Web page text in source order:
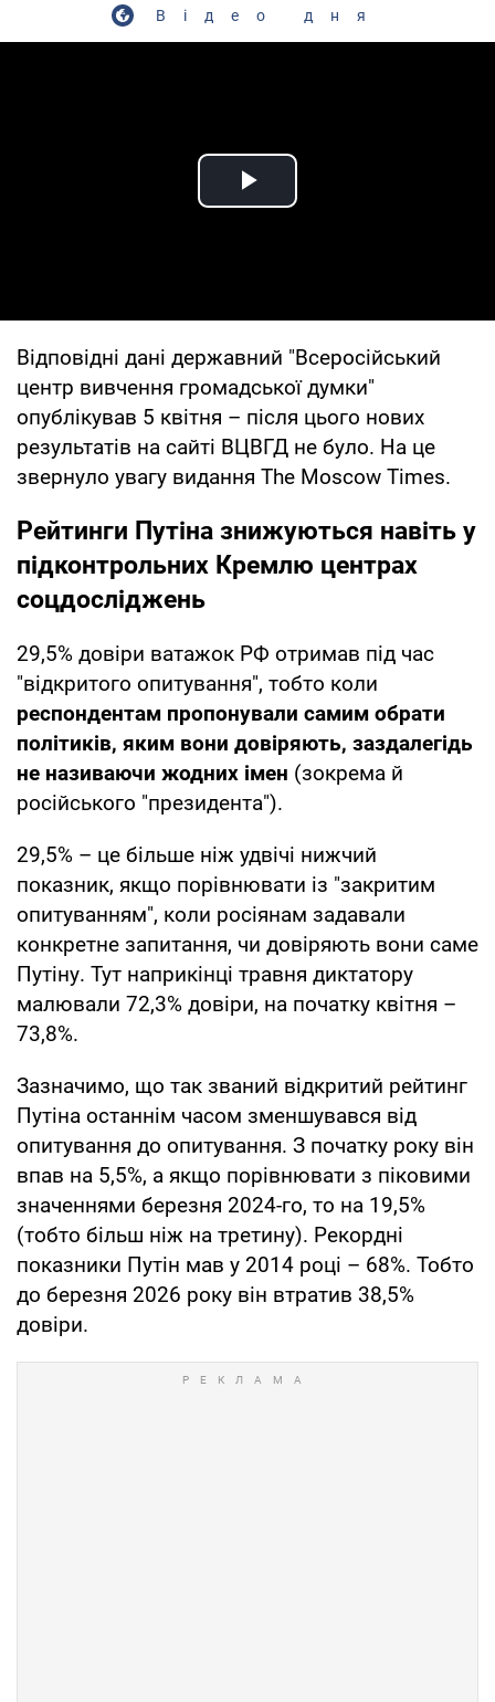
Відео дня
Play Video
Відповідні дані державний "Всеросійський
центр вивчення громадської думки"
опублікував 5 квітня – після цього нових
результатів на сайті ВЦВГД не було. На це
звернуло увагу видання The Moscow Times.
Рейтинги Путіна знижуються навіть у
підконтрольних Кремлю центрах
соцдосліджень
29,5% довіри ватажок РФ отримав під час
"відкритого опитування", тобто коли
респондентам пропонували самим обрати
політиків, яким вони довіряють, заздалегідь
не називаючи жодних імен (зокрема й
російського "президента").
29,5% – це більше ніж удвічі нижчий
показник, якщо порівнювати із "закритим
опитуванням", коли росіянам задавали
конкретне запитання, чи довіряють вони саме
Путіну. Тут наприкінці травня диктатору
малювали 72,3% довіри, на початку квітня –
73,8%.
Зазначимо, що так званий відкритий рейтинг
Путіна останнім часом зменшувався від
опитування до опитування. З початку року він
впав на 5,5%, а якщо порівнювати з піковими
значеннями березня 2024-го, то на 19,5%
(тобто більш ніж на третину). Рекордні
показники Путін мав у 2014 році – 68%. Тобто
до березня 2026 року він втратив 38,5%
довіри.